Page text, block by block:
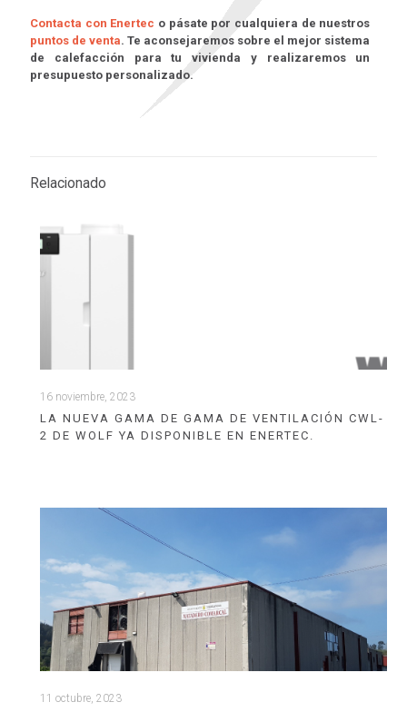
Contacta con Enertec o pásate por cualquiera de nuestros
puntos de venta. Te aconsejaremos sobre el mejor sistema
de calefacción para tu vivienda y realizaremos un
presupuesto personalizado.
Relacionado
16 noviembre, 2023
LA NUEVA GAMA DE GAMA DE VENTILACIÓN CWL-
2 DE WOLF YA DISPONIBLE EN ENERTEC.
11 octubre, 2023